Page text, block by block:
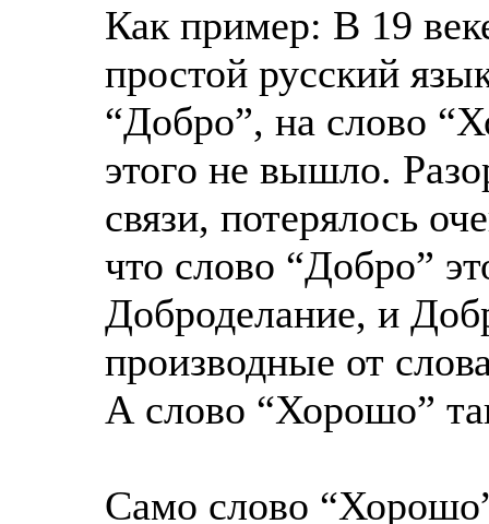
Как пример: В 19
простой русский
“Добро”, на слово
этого не вышло.
связи, потерялось
что слово “Добро”
Доброделание, и
производные от
А слово “Хорошо”
Само слово